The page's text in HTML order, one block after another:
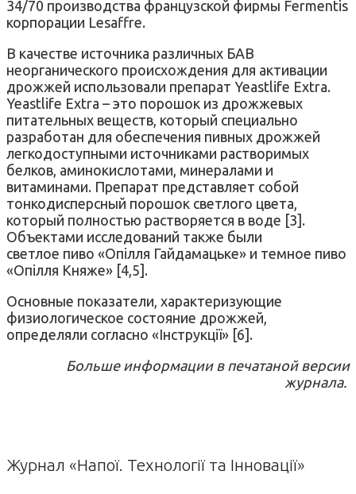
34/70 производства французской фирмы Fermentis
корпорации Lesaffre.
В качестве источника различных БАВ
неорганического происхождения для активации
дрожжей использовали препарат Yeastlife Extra.
Yeastlife Extra – это порошок из дрожжевых
питательных веществ, который специально
разработан для обеспечения пивных дрожжей
легкодоступными источниками растворимых
белков, аминокислотами, минералами и
витаминами. Препарат представляет собой
тонкодисперсный порошок светлого цвета,
который полностью растворяется в воде [3].
Объектами исследований также были
светлое пиво «Опілля Гайдамацьке» и темное пиво
«Опілля Княже» [4,5].
Основные показатели, характеризующие
физиологическое состояние дрожжей,
определяли согласно «Інструкції» [6].
Больше информации в печатаной версии
журнала.
Журнал «Напої. Технології та Інновації»